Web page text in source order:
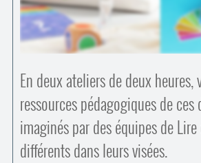
En deux ateliers de deux heures,
ressources pédagogiques de ces
imaginés par des équipes de
différents dans leurs visées.